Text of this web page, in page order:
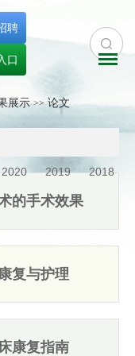
聘
口
展示 >> 论文
2020 2019 2018
的手术效果
复与护理
康复指南